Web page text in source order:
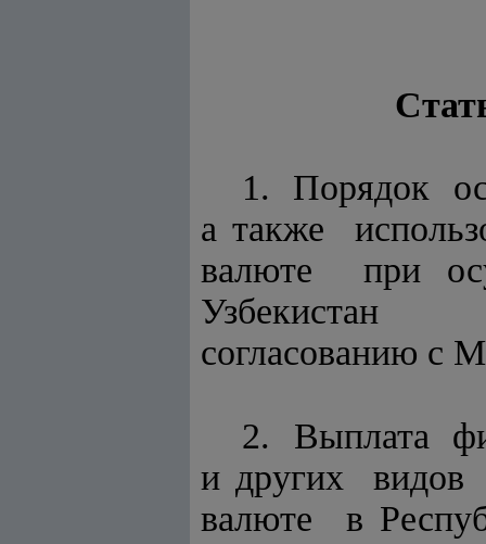
1. Порядок
а также
валюте при
Узбекистан
согласованию с
2. Выплата
и других
валюте в